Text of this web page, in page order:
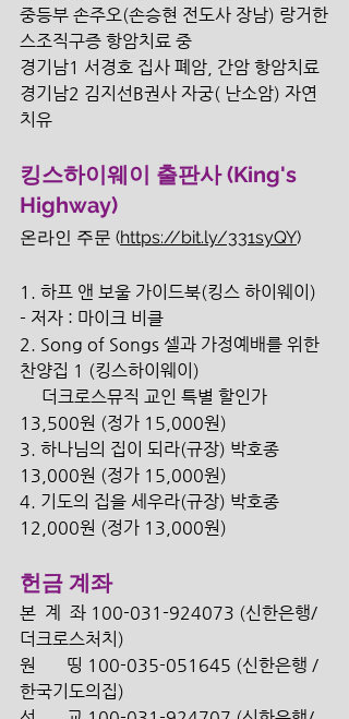
중등부 손주오(손승현 전도사 장남) 랑거한
스조직구증 항암치료 중
경기남1 서경호 집사 폐암, 간암 항암치료
경기남2 김지선B권사 자궁( 난소암) 자연
치유
킹스하이웨이 출판사 (King's
Highway)
온라인 주문 (https://bit.ly/331syQY)
1. 하프 앤 보울 가이드북(킹스 하이웨이)
- 저자 : 마이크 비클
2. Song of Songs 셀과 가정예배를 위한
찬양집 1 (킹스하이웨이)
13,500원 (정가 15,000원)
3. 하나님의 집이 되라(규장) 박호종
13,000원 (정가 15,000원)
4. 기도의 집을 세우라(규장) 박호종
12,000원 (정가 13,000원)
헌금 계좌
본  계  좌 100-031-924073 (신한은행/
더크로스처치)
원       띵 100-035-051645 (신한은행 /
한국기도의집)